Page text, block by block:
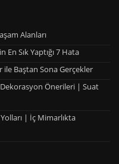
Alanları
Sık Yaptığı 7 Hata
ile Baştan Sona Gerçekler
Önerileri | Suat
| İç Mimarlıkta